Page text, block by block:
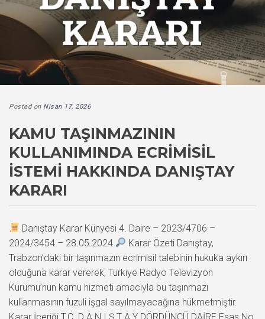
Posted on Nisan 17, 2026
KAMU TAŞINMAZININ
KULLANIMINDA ECRIMISIL
İSTEMI HAKKINDA DANIŞTAY
KARARI
Danıştay Karar Künyesi 4. Daire – 2023/4706 –
2024/3454 – 28.05.2024
Karar Özeti Danıştay,
Trabzon’daki bir taşınmazın ecrimisil talebinin hukuka aykırı
olduğuna karar vererek, Türkiye Radyo Televizyon
Kurumu’nun kamu hizmeti amacıyla bu taşınmazı
kullanmasının fuzuli işgal sayılmayacağına hükmetmiştir.